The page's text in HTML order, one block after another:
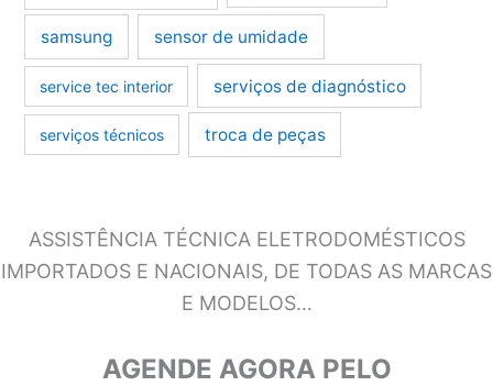
samsung sensor de umidade
service tec interior serviços de diagnóstico
serviços técnicos troca de peças
ASSISTÊNCIA TÉCNICA ELETRODOMÉSTICOS
IMPORTADOS E NACIONAIS, DE TODAS AS MARCAS
E MODELOS…
AGENDE AGORA PELO